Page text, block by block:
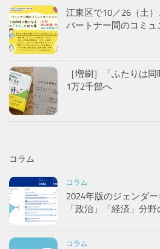
江東区で10／26（土
パートナー間のコミュ
［増刷］「ふたりは
1万2千部へ
コラム
コラム
2024年版のジェンダ
「政治」「経済」分
コラム